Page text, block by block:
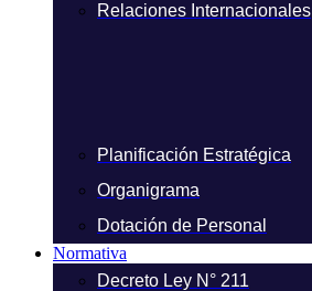
Relaciones Internacionales
Planificación Estratégica
Organigrama
Dotación de Personal
Normativa
Decreto Ley N° 211